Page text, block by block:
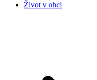
Život v obci